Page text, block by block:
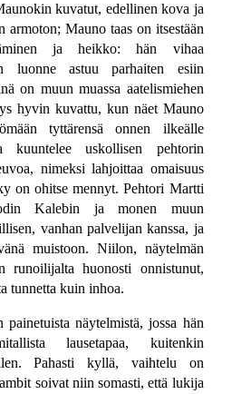
kuvatut, edellinen kova ja
armoton; Mauno taas on itsestään
ja heikko: hän vihaa
luonne astuu parhaiten esiin
on muun muassa aatelismiehen
hyvin kuvattu, kun näet Mauno
tyttärensä onnen ilkeälle
uskollisen pehtorin
nimeksi lahjoittaa omaisuus
on ohitse mennyt. Pehtori Martti
Kalebin ja monen muun
vanhan palvelijan kanssa, ja
muistoon. Niilon, näytelmän
runoilijalta huonosti onnistunut,
tunnetta kuin inhoa.
näytelmistä, jossa hän
lausetapaa, kuitenkin
Pahasti kyllä, vaihtelu on
soivat niin somasti, että lukija